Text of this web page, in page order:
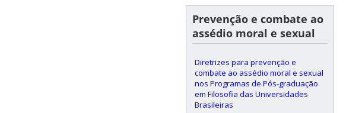
Prevenção e combate ao
assédio moral e sexual
Diretrizes para prevenção e
combate ao assédio moral e sexual
nos Programas de Pós-graduação
em Filosofia das Universidades
Brasileiras